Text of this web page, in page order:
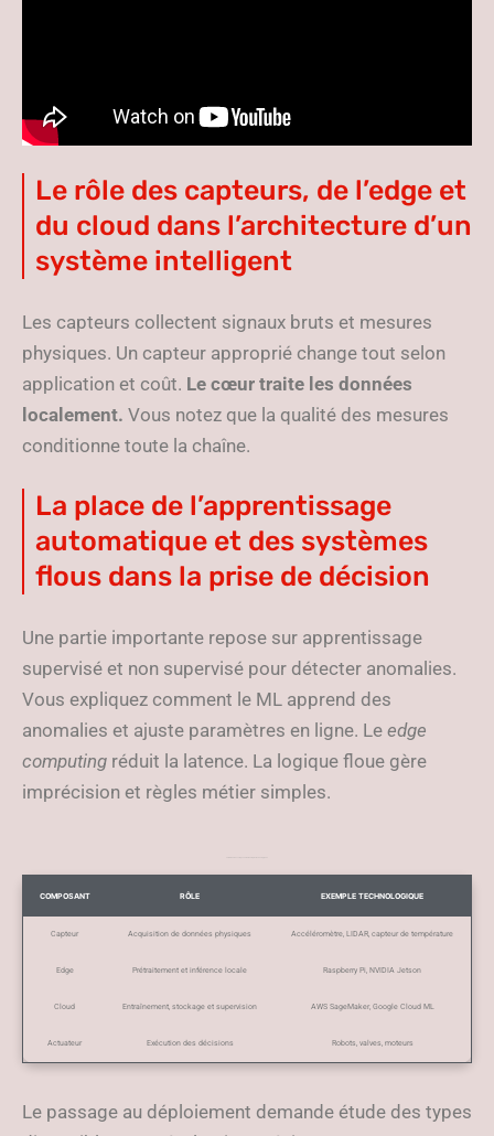
Le rôle des capteurs, de l’edge et
du cloud dans l’architecture d’un
système intelligent
Les capteurs collectent signaux bruts et mesures
physiques. Un capteur approprié change tout selon
application et coût. Le cœur traite les données
localement. Vous notez que la qualité des mesures
conditionne toute la chaîne.
La place de l’apprentissage
automatique et des systèmes
flous dans la prise de décision
Une partie importante repose sur apprentissage
supervisé et non supervisé pour détecter anomalies.
Vous expliquez comment le ML apprend des
anomalies et ajuste paramètres en ligne. Le edge
computing réduit la latence. La logique floue gère
imprécision et règles métier simples.
COMPOSANT RÔLE EXEMPLE TECHNOLOGIQUE
Capteur Acquisition de données physiques Accéléromètre, LIDAR, capteur de température
Edge Prétraitement et inférence locale Raspberry Pi, NVIDIA Jetson
Cloud Entraînement, stockage et supervision AWS SageMaker, Google Cloud ML
Actuateur Exécution des décisions Robots, valves, moteurs
Le passage au déploiement demande étude des types